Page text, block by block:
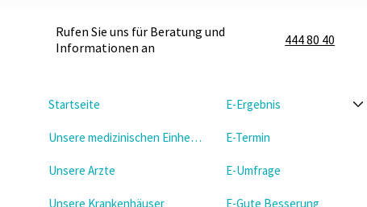
Rufen Sie uns für Beratung und
Informationen an
444 80 40
Startseite
Unsere medizinischen Einheiten
Unsere Arzte
Unsere Krankenhäuser
E-Ergebnis
E-Termin
E-Umfrage
E-Gute Besserung